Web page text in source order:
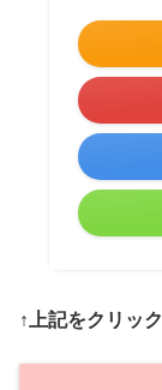
↑上記をクリッ